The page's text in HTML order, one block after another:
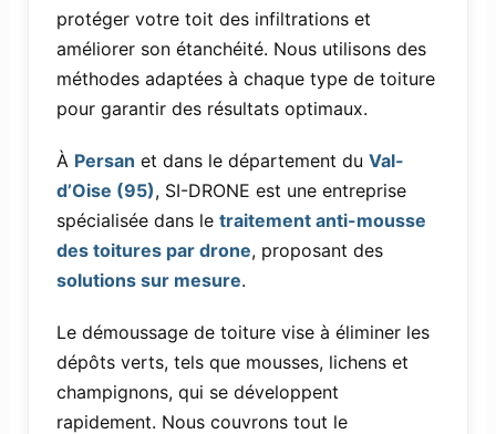
protéger votre toit des infiltrations et
améliorer son étanchéité. Nous utilisons des
méthodes adaptées à chaque type de toiture
pour garantir des résultats optimaux.
À Persan et dans le département du Val-
d’Oise (95), SI-DRONE est une entreprise
spécialisée dans le traitement anti-mousse
des toitures par drone, proposant des
solutions sur mesure.
Le démoussage de toiture vise à éliminer les
dépôts verts, tels que mousses, lichens et
champignons, qui se développent
rapidement. Nous couvrons tout le